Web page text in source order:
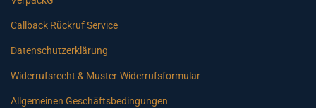
Callback Rückruf Service
Datenschutzerklärung
Widerrufsrecht & Muster-Widerrufsformular
Allgemeinen Geschäftsbedingungen